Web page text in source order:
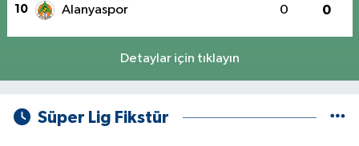
10 Alanyaspor 0 0
Detaylar için tıklayın
Süper Lig Fikstür